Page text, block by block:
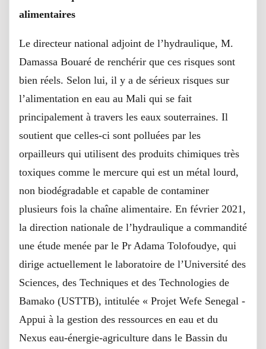
alimentaires
Le directeur national adjoint de l’hydraulique, M.
Damassa Bouaré de renchérir que ces risques sont
bien réels. Selon lui, il y a de sérieux risques sur
l’alimentation en eau au Mali qui se fait
principalement à travers les eaux souterraines. Il
soutient que celles-ci sont polluées par les
orpailleurs qui utilisent des produits chimiques très
toxiques comme le mercure qui est un métal lourd,
non biodégradable et capable de contaminer
plusieurs fois la chaîne alimentaire. En février 2021,
la direction nationale de l’hydraulique a commandité
une étude menée par le Pr Adama Tolofoudye, qui
dirige actuellement le laboratoire de l’Université des
Sciences, des Techniques et des Technologies de
Bamako (USTTB), intitulée « Projet Wefe Senegal -
Appui à la gestion des ressources en eau et du
Nexus eau-énergie-agriculture dans le Bassin du